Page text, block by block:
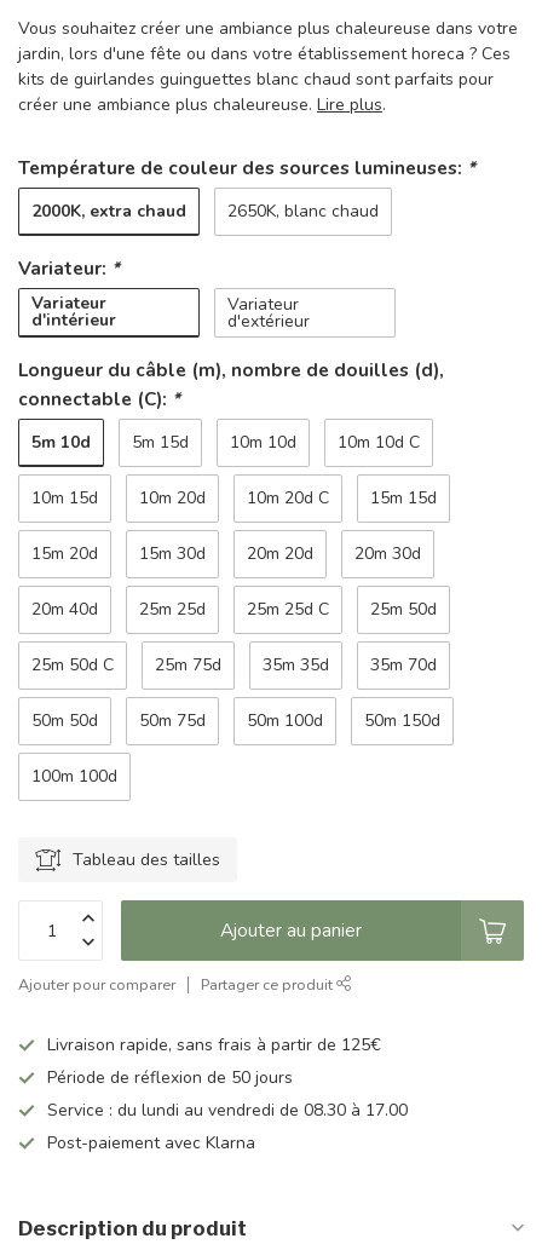
Vous souhaitez créer une ambiance plus chaleureuse dans votre
jardin, lors d'une fête ou dans votre établissement horeca ? Ces
kits de guirlandes guinguettes blanc chaud sont parfaits pour
créer une ambiance plus chaleureuse. Lire plus.
Température de couleur des sources lumineuses: *
2000K, extra chaud 2650K, blanc chaud
Variateur: *
Variateur
d'intérieur
Variateur
d'extérieur
Longueur du câble (m), nombre de douilles (d),
connectable (C): *
5m 10d 5m 15d 10m 10d 10m 10d C
10m 15d 10m 20d 10m 20d C 15m 15d
15m 20d 15m 30d 20m 20d 20m 30d
20m 40d 25m 25d 25m 25d C 25m 50d
25m 50d C 25m 75d 35m 35d 35m 70d
50m 50d 50m 75d 50m 100d 50m 150d
100m 100d
Tableau des tailles
Ajouter au panier
Ajouter pour comparer Partager ce produit
Livraison rapide, sans frais à partir de 125€
Période de réflexion de 50 jours
Service : du lundi au vendredi de 08.30 à 17.00
Post-paiement avec Klarna
Description du produit